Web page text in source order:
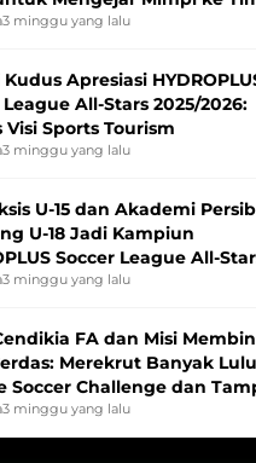
Putri
3 minggu yang lalu
Apresiasi
All-Stars 2025/2026:
Visi Sports Tourism
3 minggu yang lalu
U-15 dan Akademi Persib
U-18 Jadi Kampiun
Soccer League All-
3 minggu yang lalu
FA dan Misi
Merekrut Banyak
Soccer Challenge dan
Soccer League
3 minggu yang lalu